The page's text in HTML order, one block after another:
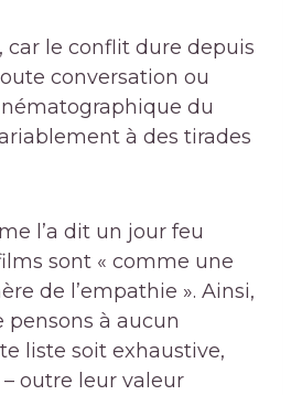
car le conflit dure depuis
conversation ou
du
à des tirades
l’a dit un jour feu
sont « comme une
de l’empathie ». Ainsi,
pensons à aucun
liste soit exhaustive,
outre leur valeur